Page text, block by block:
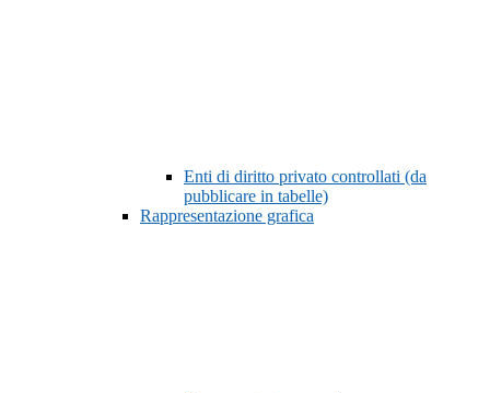
Enti di diritto privato controllati (da
pubblicare in tabelle)
Rappresentazione grafica